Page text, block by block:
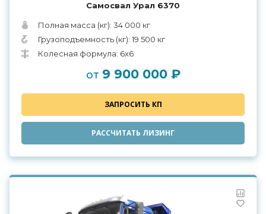
Самосвал Урал 6370
Полная масса (кг): 34 000 кг
Грузоподъемность (кг): 19 500 кг
Колесная формула: 6x6
от 9 900 000 ₽
ЗАПРОСИТЬ КП
РАССЧИТАТЬ ЛИЗИНГ